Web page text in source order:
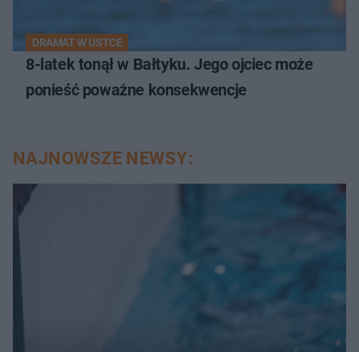
DRAMAT W USTCE
8-latek tonął w Bałtyku. Jego ojciec może
ponieść poważne konsekwencje
NAJNOWSZE NEWSY: